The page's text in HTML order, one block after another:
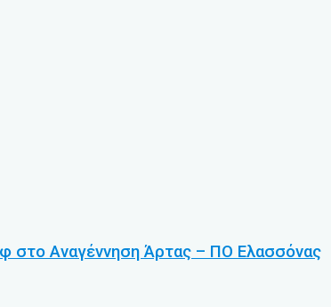
στο Αναγέννηση Άρτας – ΠΟ Ελασσόνας